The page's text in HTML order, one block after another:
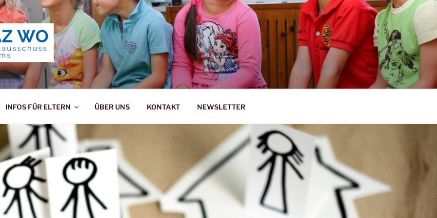
ALZEY-WORMS
INFOS FÜR ELTERN ÜBER UNS KONTAKT NEWSLETTER